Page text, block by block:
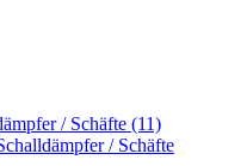
/ Schäfte (11)
/ Schäfte